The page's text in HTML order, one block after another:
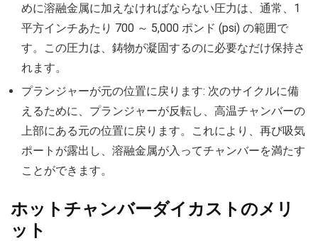
めに溶融金属に加えなければならない圧力は、通常、1
平方インチあたり 700 ～ 5,000 ポンド (psi) の範囲で
す。この圧力は、鋳物が凝固するのに必要なだけ保持さ
れます。
プランジャーが元の位置に戻ります: 次のサイクルに備
えるために、プランジャーが反転し、高温チャンバーの
上部にある元の位置に戻ります。これにより、再び吸気
ポートが露出し、溶融金属が入ってチャンバーを満たす
ことができます。
ホットチャンバーダイカストのメリ
ット